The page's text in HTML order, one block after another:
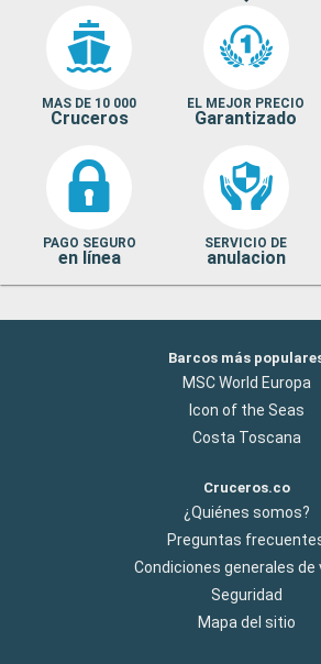
MAS DE 10 000
Cruceros
EL MEJOR PRECIO
Garantizado
PAGO SEGURO
en línea
SERVICIO DE
anulacion
Barcos más
MSC World Europa
Icon of the Seas
Costa Toscana
Cruceros.co
¿Quiénes somos?
Preguntas
Condiciones generales de
Seguridad
Mapa del sitio